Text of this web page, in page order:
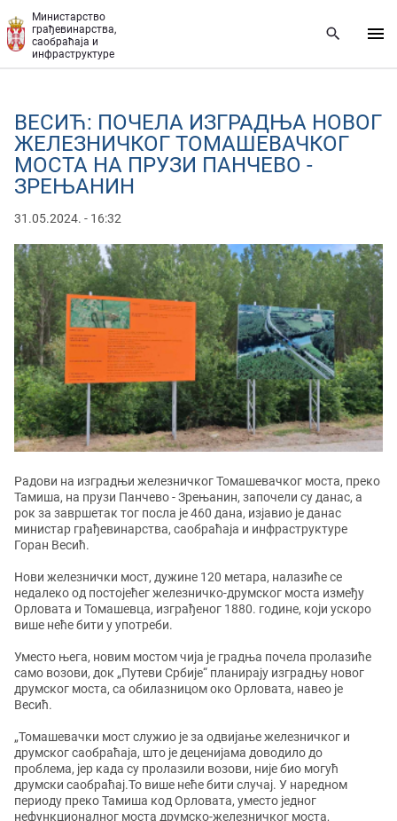
Министарство
грађевинарства,
саобраћаја и
инфраструктуре
ВЕСИЋ: ПОЧЕЛА ИЗГРАДЊА НОВОГ
ЖЕЛЕЗНИЧКОГ ТОМАШЕВАЧКОГ
МОСТА НА ПРУЗИ ПАНЧЕВО -
ЗРЕЊАНИН
31.05.2024. - 16:32
Радови на изградњи железничког Томашевачког моста, преко
Тамиша, на прузи Панчево - Зрењанин, започели су данас, а
рок за завршетак тог посла је 460 дана, изјавио је данас
министар грађевинарства, саобраћаја и инфраструктуре
Горан Весић.
Нови железнички мост, дужине 120 метара, налазиће се
недалеко од постојећег железничко-друмског моста између
Орловата и Томашевца, изграђеног 1880. године, који ускоро
више неће бити у употреби.
Уместо њега, новим мостом чија је градња почела пролазиће
само возови, док „Путеви Србије“ планирају изградњу новог
друмског моста, са обилазницом око Орловата, навео је
Весић.
„Томашевачки мост служио је за одвијање железничког и
друмског саобраћаја, што је деценијама доводило до
проблема, јер када су пролазили возови, није био могућ
друмски саобраћај.То више неће бити случај. У наредном
периоду преко Тамиша код Орловата, уместо једног
нефункционалног моста друмско-железничког моста,